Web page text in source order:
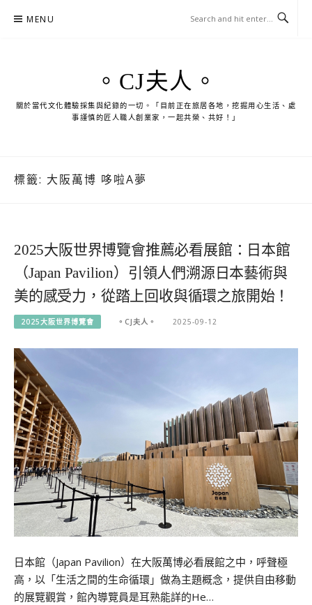
MENU
。CJ夫人。
關於當代文化體驗採集與紀錄的一切。「目前正在旅居各地，挖掘用心生活、處
事謹慎的匠人職人創業家，一起共榮、共好！」
標籤: 大阪萬博 哆啦A夢
2025大阪世界博覽會推薦必看展館：日本館
（Japan Pavilion）引領人們溯源日本藝術與
美的感受力，從踏上回收與循環之旅開始！
2025大阪世界博覽會 。CJ夫人。 2025-09-12
日本館（Japan Pavilion）在大阪萬博必看展館之中，呼聲極
高，以「生活之間的生命循環」做為主題概念，提供自由移動
的展覽觀賞，館內導覽員是耳熟能詳的He…